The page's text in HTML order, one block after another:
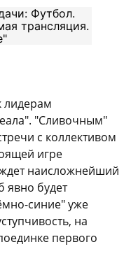
лидерам
"Сливочным"
с коллективом
игре
наисложнейший
явно будет
синие" уже
на
первого